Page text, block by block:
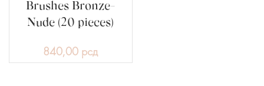
Brushes Bronze-
Nude (20 pieces)
840,00 рсд